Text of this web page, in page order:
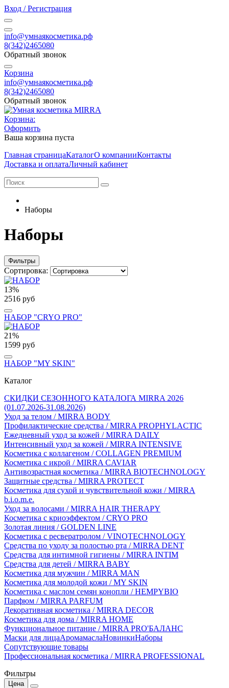
Вход / Регистрация
info@умнаякосметика.рф
8(342)2465080
Обратный звонок
Корзина
info@умнаякосметика.рф
8(342)2465080
Обратный звонок
Корзина:
Оформить
Ваша корзина пуста
Главная страницаКаталогО компанииКонтакты
Доставка и оплатаЛичный кабинет
Наборы
Наборы
Фильтры
Сортировка:
13%
2516 руб
НАБОР "CRYO PRO"
21%
1599 руб
НАБОР "MY SKIN"
Каталог
СКИДКИ СЕЗОННОГО КАТАЛОГА MIRRA 2026
(01.07.2026-31.08.2026)
Уход за телом / MIRRA BODY
Профилактические средства / MIRRA PROPHYLACTIC
Ежедневный уход за кожей / MIRRA DAILY
Интенсивный уход за кожей / MIRRA INTENSIVE
Косметика с коллагеном / COLLAGEN PREMIUM
Косметика с икрой / MIRRA CAVIAR
Антивозрастная косметика / MIRRA BIOTECHNOLOGY
Защитные средства / MIRRA PROTECT
Косметика для сухой и чувствительной кожи / MIRRA
b.i.o.m.e.
Уход за волосами / MIRRA HAIR THERAPY
Косметика с криоэффектом / CRYO PRO
Золотая линия / GOLDEN LINE
Косметика с ресвератролом / VINOTECHNOLOGY
Средства по уходу за полостью рта / MIRRA DENT
Средства для интимной гигиены / MIRRA INTIM
Средства для детей / MIRRA BABY
Косметика для мужчин / MIRRA MAN
Косметика для молодой кожи / MY SKIN
Косметика с маслом семян конопли / HEMPYBIO
Парфюм / MIRRA PARFUM
Декоративная косметика / MIRRA DECOR
Косметика для дома / MIRRA HOME
Функциональное питание / MIRRA PRO'БАЛАНС
Маски для лицаАромамаслаНовинкиНаборы
Сопутствующие товары
Профессиональная косметика / MIRRA PROFESSIONAL
Фильтры
Цена